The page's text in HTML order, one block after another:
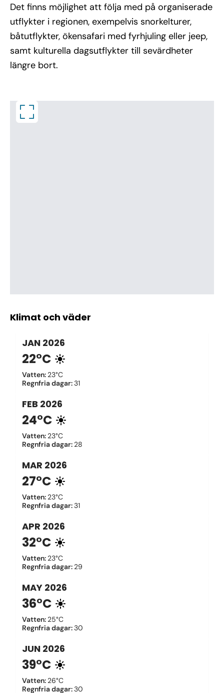
Det finns möjlighet att följa med på organiserade
utflykter i regionen, exempelvis snorkelturer,
båtutflykter, ökensafari med fyrhjuling eller jeep,
samt kulturella dagsutflykter till sevärdheter
längre bort.
Klimat och väder
JAN 2026
22°C
Vatten: 23°C
Regnfria dagar:31
FEB 2026
24°C
Vatten: 23°C
Regnfria dagar: 28
MAR 2026
27°C
Vatten: 23°C
Regnfria dagar:31
APR 2026
32°C
Vatten: 23°C
Regnfria dagar: 29
MAY 2026
36°C
Vatten: 25°C
Regnfria dagar:30
JUN 2026
39°C
Vatten: 26°C
Regnfria dagar:30